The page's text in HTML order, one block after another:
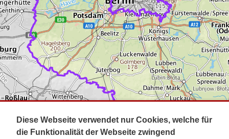
Impressum
Kontakt
Diese Webseite verwendet nur Cookies, welche für
die Funktionalität der Webseite zwingend